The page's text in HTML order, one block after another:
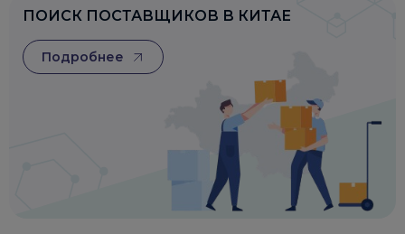
ПОИСК ПОСТАВЩИКОВ В КИТАЕ
Подробнее